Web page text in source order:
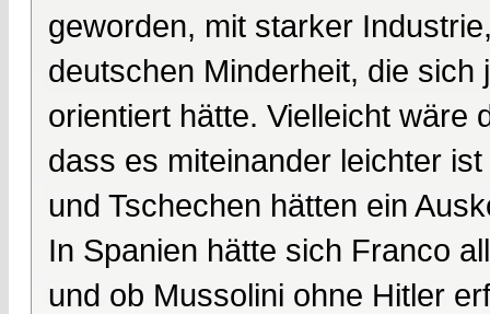
geworden, mit starker
deutschen Minderheit, die
orientiert hätte. Vielleicht wäre
dass es miteinander leichter
und Tschechen hätten ein
In Spanien hätte sich Franco
und ob Mussolini ohne Hitler